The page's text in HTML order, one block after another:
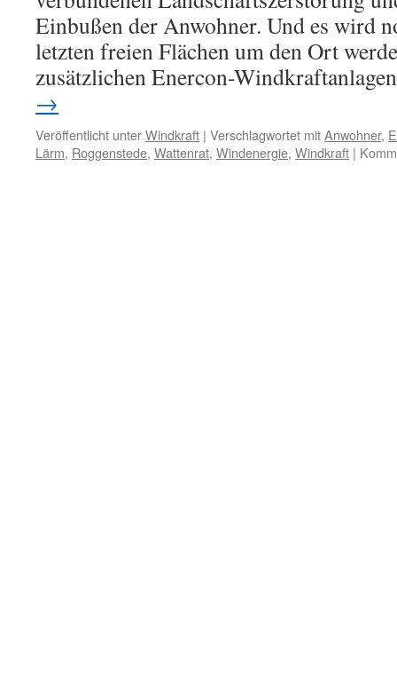
Einbußen der Anwohner. Und es wird
letzten freien Flächen um den Ort
zusätzlichen Enercon-
→
Veröffentlicht unterWindkraft | Verschlagwortet mitAnwohner,
Lärm, Roggenstede, Wattenrat, Windenergie, Windkraft |